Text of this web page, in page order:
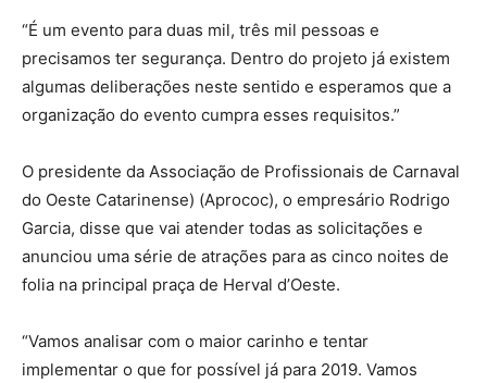
“É um evento para duas mil, três mil pessoas e
precisamos ter segurança. Dentro do projeto já existem
algumas deliberações neste sentido e esperamos que a
organização do evento cumpra esses requisitos.”
O presidente da Associação de Profissionais de Carnaval
do Oeste Catarinense) (Aprococ), o empresário Rodrigo
Garcia, disse que vai atender todas as solicitações e
anunciou uma série de atrações para as cinco noites de
folia na principal praça de Herval d’Oeste.
“Vamos analisar com o maior carinho e tentar
implementar o que for possível já para 2019. Vamos